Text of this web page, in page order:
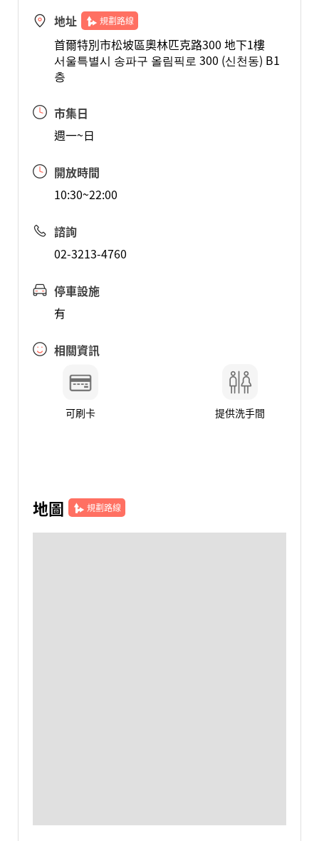
地址 規劃路線
首爾特別市松坡區奧林匹克路300 地下1樓
서울특별시 송파구 올림픽로 300 (신천동) B1
층
市集日
週一~日
開放時間
10:30~22:00
諮詢
02-3213-4760
停車設施
有
相關資訊
可刷卡 提供洗手間
地圖 規劃路線